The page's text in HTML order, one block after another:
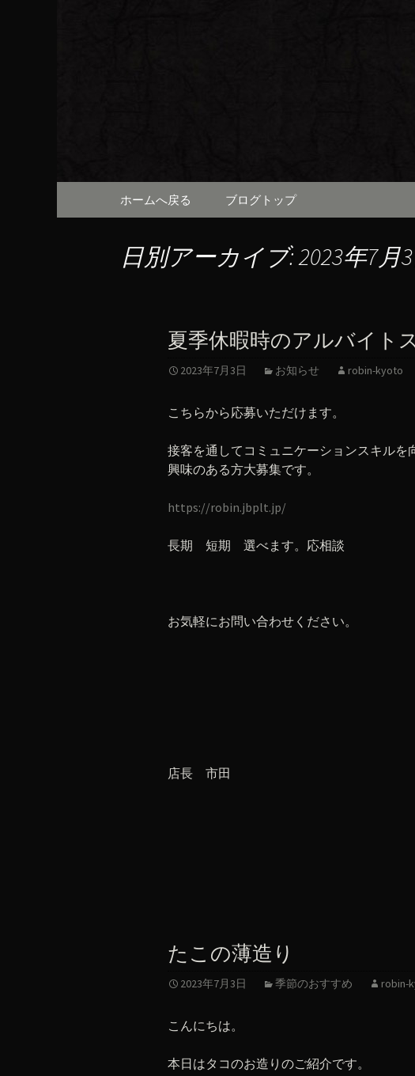
京都・先斗
（ろびん）
京都・先斗町の京町家で美味し
知らせや、お料理について最新
コンテンツへ移動
ホームへ戻る ブログトップ
日別アーカイブ: 2023年7月
夏季休暇時のアルバイト
2023年7月3日 お知らせ robin-kyoto
こちらから応募いただけます。
接客を通してコミュニケーションスキル
興味のある方大募集です。
https://robin.jbplt.jp/
長期 短期 選べます。応相談
お気軽にお問い合わせください。
店長 市田
たこの薄造り
2023年7月3日 季節のおすすめ robin-
こんにちは。
本日はタコのお造りのご紹介です。